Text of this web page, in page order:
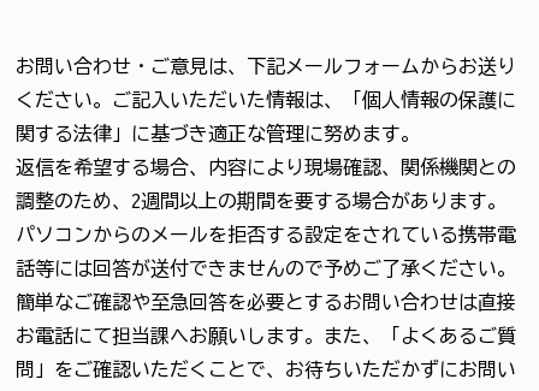
お問い合わせ・ご意見は、下記メールフォームからお送り
ください。ご記入いただいた情報は、「個人情報の保護に
関する法律」に基づき適正な管理に努めます。
返信を希望する場合、内容により現場確認、関係機関との
調整のため、2週間以上の期間を要する場合があります。
パソコンからのメールを拒否する設定をされている携帯電
話等には回答が送付できませんので予めご了承ください。
簡単なご確認や至急回答を必要とするお問い合わせは直接
お電話にて担当課へお願いします。また、「よくあるご質
問」をご確認いただくことで、お待ちいただかずにお問い